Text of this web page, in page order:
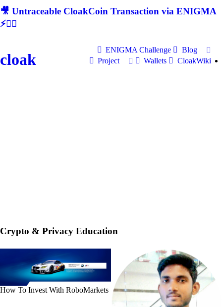
🎥 Untraceable CloakCoin Transaction via ENIGMA
⚡🕵‍♂
cloak
ENIGMA Challenge
Blog
Project
Wallets CloakWiki
Crypto & Privacy Education
How To Invest With RoboMarkets